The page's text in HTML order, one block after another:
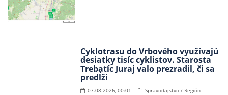
Cyklotrasu do Vrbového využívajú
desiatky tisíc cyklistov. Starosta
Trebatíc Juraj valo prezradil, či sa
predĺži
07.08.2026, 00:01 Spravodajstvo / Región